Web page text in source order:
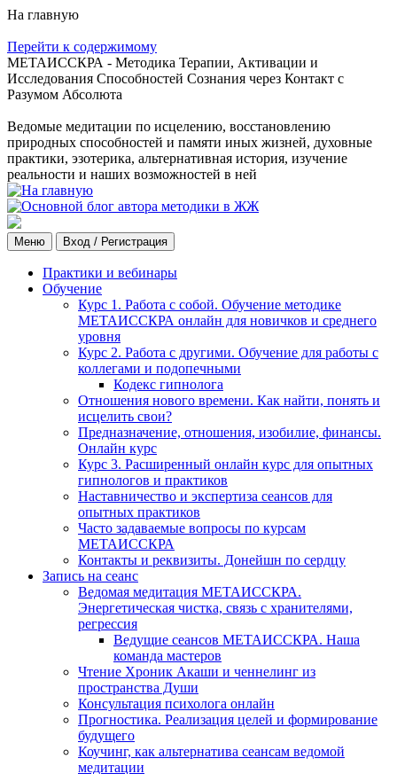
На главную
Перейти к содержимому
МЕТАИССКРА - Методика Терапии, Активации и
Исследования Способностей Сознания через Контакт с
Разумом Абсолюта
Ведомые медитации по исцелению, восстановлению
природных способностей и памяти иных жизней, духовные
практики, эзотерика, альтернативная история, изучение
реальности и наших возможностей в ней
Меню Вход / Регистрация
Практики и вебинары
Обучение
Курс 1. Работа с собой. Обучение методике
МЕТАИССКРА онлайн для новичков и среднего
уровня
Курс 2. Работа с другими. Обучение для работы с
коллегами и подопечными
Кодекс гипнолога
Отношения нового времени. Как найти, понять и
исцелить свои?
Предназначение, отношения, изобилие, финансы.
Онлайн курс
Курс 3. Расширенный онлайн курс для опытных
гипнологов и практиков
Наставничество и экспертиза сеансов для
опытных практиков
Часто задаваемые вопросы по курсам
МЕТАИССКРА
Контакты и реквизиты. Донейшн по сердцу
Запись на сеанс
Ведомая медитация МЕТАИССКРА.
Энергетическая чистка, связь с хранителями,
регрессия
Ведущие сеансов МЕТАИССКРА. Наша
команда мастеров
Чтение Хроник Акаши и ченнелинг из
пространства Души
Консультация психолога онлайн
Прогностика. Реализация целей и формирование
будущего
Коучинг, как альтернатива сеансам ведомой
медитации